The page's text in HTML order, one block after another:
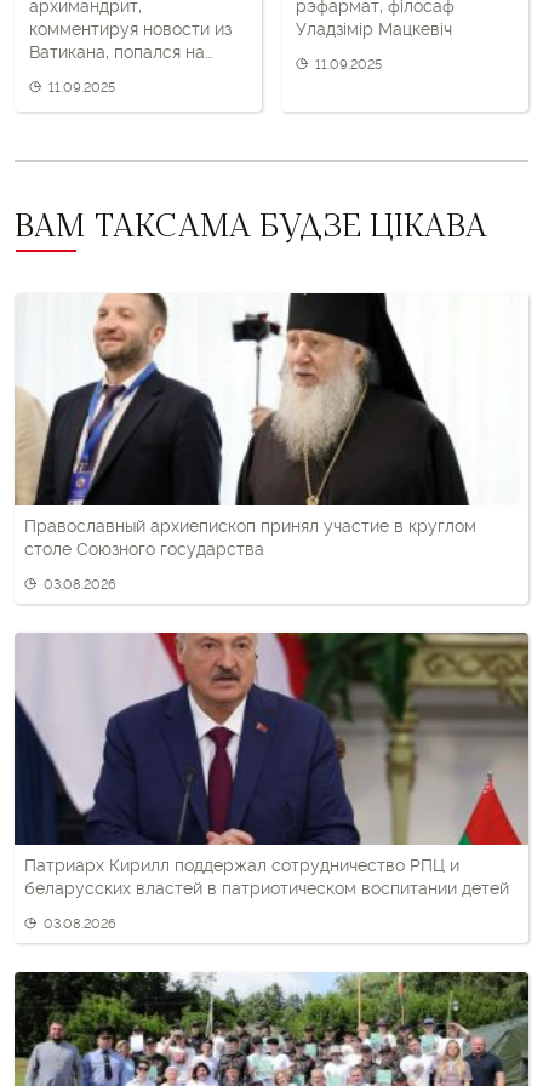
архимандрит,
комментируя новости из
Ватикана, попался на
11.09.2025
рэфармат, філосаф
Уладзімір Мацкевіч
11.09.2025
ВАМ ТАКСАМА БУДЗЕ ЦІКАВА
Православный архиепископ принял участие в круглом
столе Союзного государства
03.08.2026
Патриарх Кирилл поддержал сотрудничество РПЦ и
беларусских властей в патриотическом воспитании детей
03.08.2026